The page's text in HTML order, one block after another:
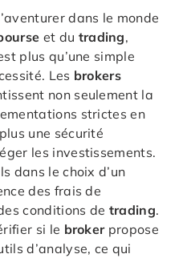
dans le monde
et du trading,
plus qu’une simple
Les brokers
non seulement la
strictes en
une sécurité
les investissements.
dans le choix d’un
des frais de
conditions de trading.
si le brokerpropose
d’analyse, ce qui